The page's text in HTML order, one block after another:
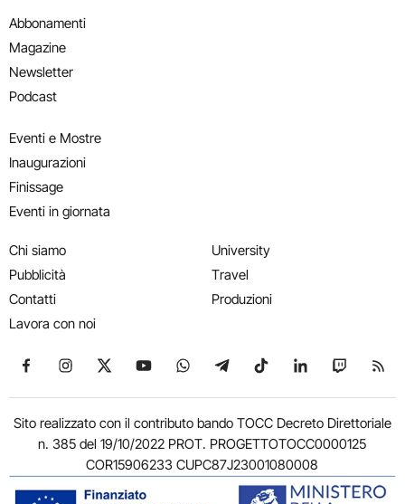
Abbonamenti
Magazine
Newsletter
Podcast
Eventi e Mostre
Inaugurazioni
Finissage
Eventi in giornata
Chi siamo
Pubblicità
Contatti
Lavora con noi
University
Travel
Produzioni
Seguici su Facebook
Seguici su Instagram
Seguici su X
Seguici su YouTube
Seguici su WhatsApp
Seguici su Telegram
Seguici su TikTok
Seguici su
Seguici
Sito realizzato con il contributo bando TOCC Decreto Direttoriale
n. 385 del 19/10/2022 PROT. PROGETTOTOCC0000125
COR15906233 CUPC87J23001080008